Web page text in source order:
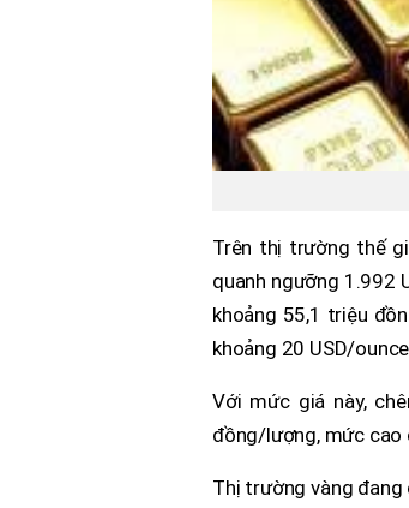
Trên thị trường thế
quanh ngưỡng 1.992
khoảng 55,1 triệu
khoảng 20 USD/
Với mức giá này,
đồng/lượng, mức cao
Thị trường vàng